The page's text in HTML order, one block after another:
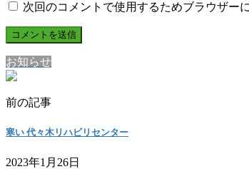
次回のコメントで使用するためブラウザー
お知らせ
前の記事
寒い 代々木リハビリセンター
2023年1月26日